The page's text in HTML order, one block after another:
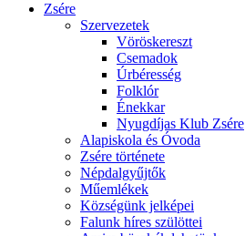
Zsére
Szervezetek
Vöröskereszt
Csemadok
Úrbéresség
Folklór
Énekkar
Nyugdíjas Klub Zsére
Alapiskola és Óvoda
Zsére története
Népdalgyűjtők
Műemlékek
Községünk jelképei
Falunk híres szülöttei